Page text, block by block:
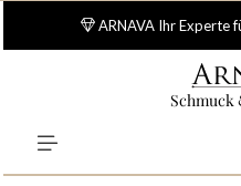
Zum Hauptinhalt springen
ARNAVA Ihr Experte
Schmuck